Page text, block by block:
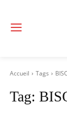
Accueil Tags
Tag: